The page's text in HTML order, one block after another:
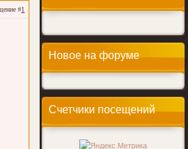
#1
Новое на форуме
Счетчики посещений